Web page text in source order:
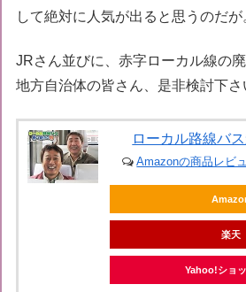
して絶対に人気が出ると思うのだが
JRさん並びに、赤字ローカル線の
地方自治体の皆さん、是非検討下さ
ローカル路線バ
Amazonの商品レビ
楽天
Yahoo!ショ